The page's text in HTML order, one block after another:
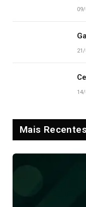
09/
Mais Recentes